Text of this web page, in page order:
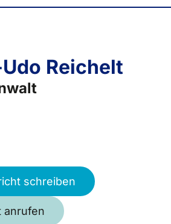
Reichelt
schreiben
anrufen